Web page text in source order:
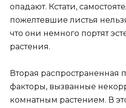
опадают. Кстати,
пожелтевшие листья
что они немного портят
растения.
Вторая
факторы, вызванные
комнатным растением. В